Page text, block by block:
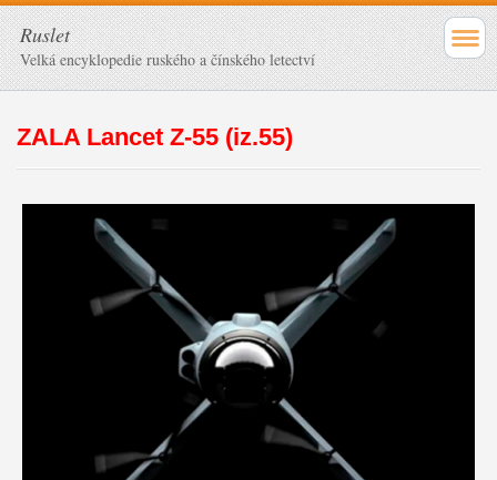
Ruslet
Velká encyklopedie ruského a čínského letectví
ZALA Lancet Z-55 (iz.55)